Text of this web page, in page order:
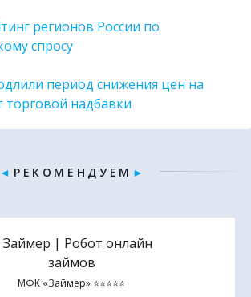
регионов России по
спросу
период снижения цен на
торговой надбавки
◄ Р Е К О М Е Н Д У Е М ►
МФК «Займер» ⭐⭐⭐⭐⭐